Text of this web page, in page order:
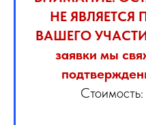
НЕ ЯВЛЯЕТСЯ
ВАШЕГО
заявки мы